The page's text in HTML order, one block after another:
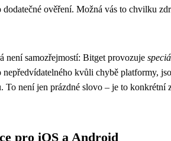
dodatečné ověření. Možná vás to chvilku
není samozřejmostí: Bitget provozuje
nepředvídatelného kvůli chybě platformy,
To není jen prázdné slovo – je to konkrétní
pro iOS a Android